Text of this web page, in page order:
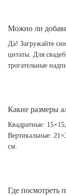
Можно ли
Да! Загружайте
цитаты. Для
трогательные
Какие размеры
Квадратные:
Вертикальные:
см.
Где посмотреть